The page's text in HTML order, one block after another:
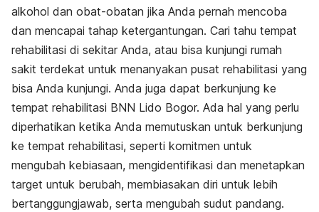
alkohol dan obat-obatan jika Anda pernah mencoba
dan mencapai tahap ketergantungan. Cari tahu tempat
rehabilitasi di sekitar Anda, atau bisa kunjungi rumah
sakit terdekat untuk menanyakan pusat rehabilitasi yang
bisa Anda kunjungi. Anda juga dapat berkunjung ke
tempat rehabilitasi BNN Lido Bogor. Ada hal yang perlu
diperhatikan ketika Anda memutuskan untuk berkunjung
ke tempat rehabilitasi, seperti komitmen untuk
mengubah kebiasaan, mengidentifikasi dan menetapkan
target untuk berubah, membiasakan diri untuk lebih
bertanggungjawab, serta mengubah sudut pandang.